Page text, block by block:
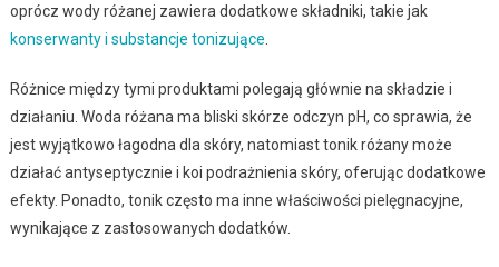
oprócz wody różanej zawiera dodatkowe składniki, takie jak
konserwanty i substancje tonizujące
Różnice między tymi produktami polegają głównie na składzie i
działaniu. Woda różana ma bliski skórze odczyn pH, co sprawia, że
jest wyjątkowo łagodna dla skóry, natomiast tonik różany może
działać antyseptycznie i koi podrażnienia skóry, oferując dodatkowe
efekty. Ponadto, tonik często ma inne właściwości pielęgnacyjne,
wynikające z zastosowanych dodatków.